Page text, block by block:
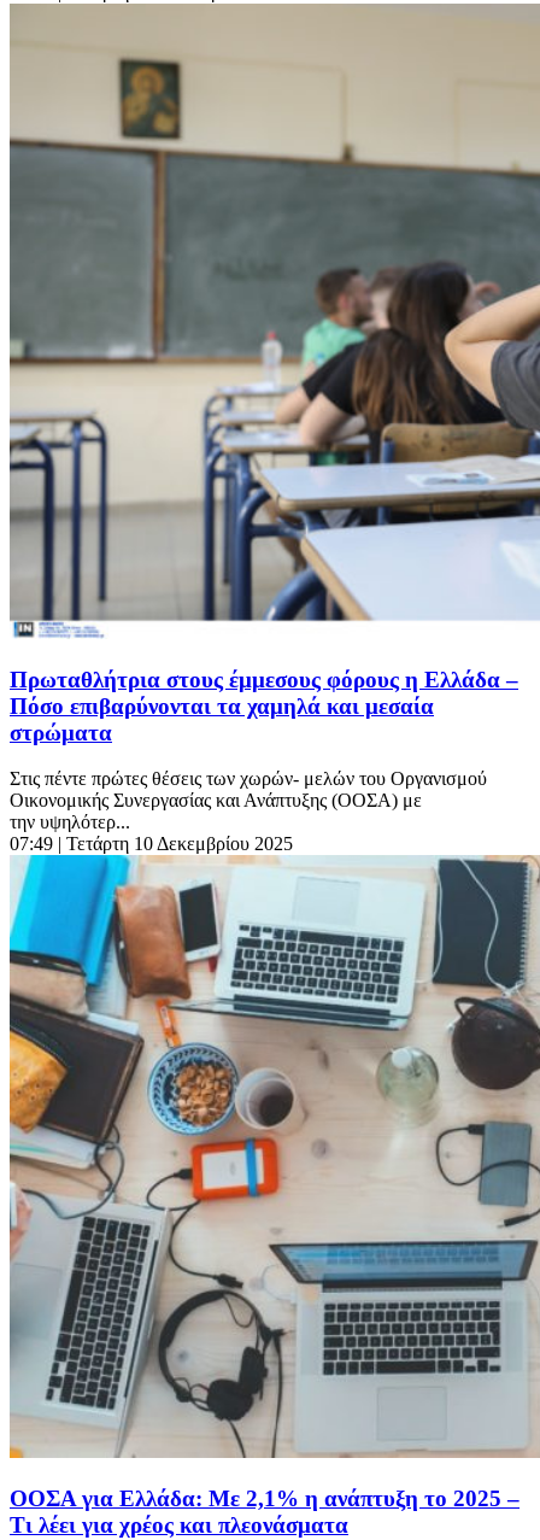
Πρωταθλήτρια στους έμμεσους φόρους η Ελλάδα –
Πόσο επιβαρύνονται τα χαμηλά και μεσαία
στρώματα
Στις πέντε πρώτες θέσεις των χωρών- μελών του Οργανισμού
Οικονομικής Συνεργασίας και Ανάπτυξης (ΟΟΣΑ) με
την υψηλότερ...
07:49 | Τετάρτη 10 Δεκεμβρίου 2025
ΟΟΣΑ για Ελλάδα: Με 2,1% η ανάπτυξη το 2025 –
Τι λέει για χρέος και πλεονάσματα